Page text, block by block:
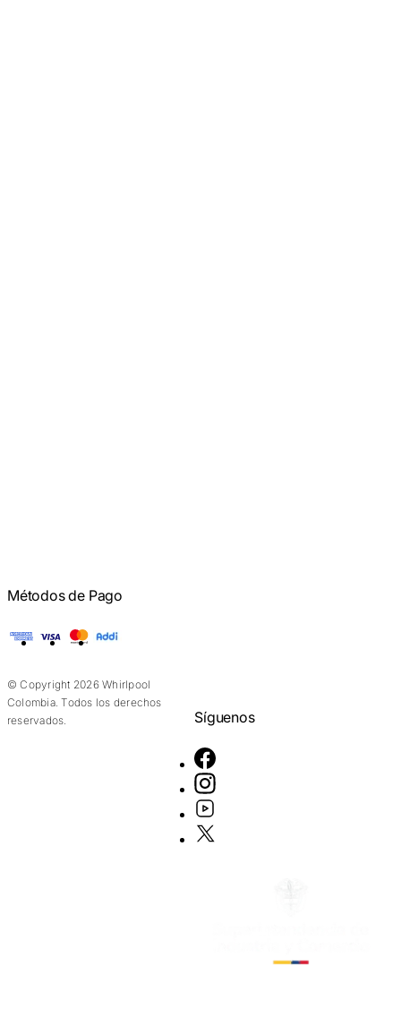
Métodos de Pago
American Express
Visa Mastercard
© Copyright 2026 Whirlpool
Colombia. Todos los derechos
reservados.
Síguenos